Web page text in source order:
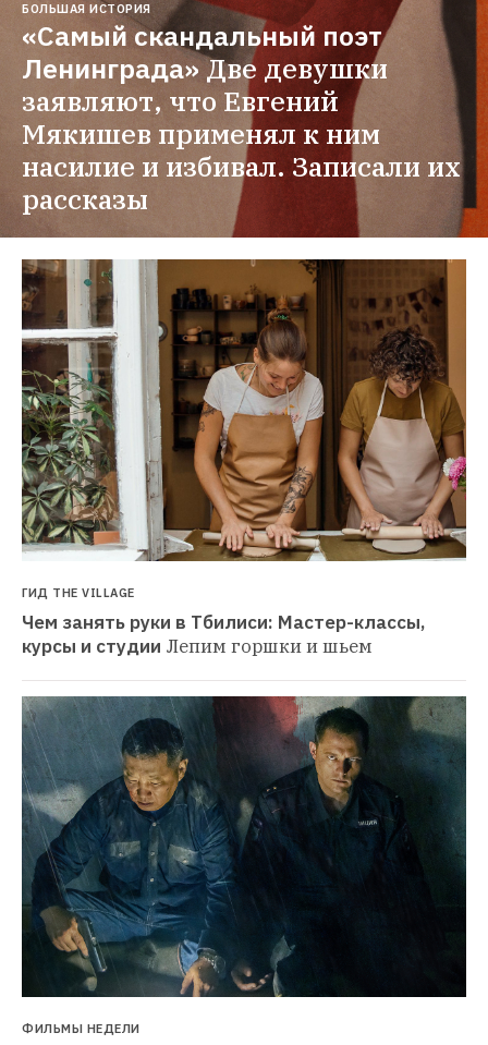
БОЛЬШАЯ ИСТОРИЯ
«Самый скандальный поэт
Ленинграда»Две девушки
заявляют, что Евгений
Мякишев применял к ним
насилие и избивал. Записали их
рассказы
ГИД THE VILLAGE
Чем занять руки в Тбилиси: Мастер-классы,
курсы и студии Лепим горшки и шьем
ФИЛЬМЫ НЕДЕЛИ